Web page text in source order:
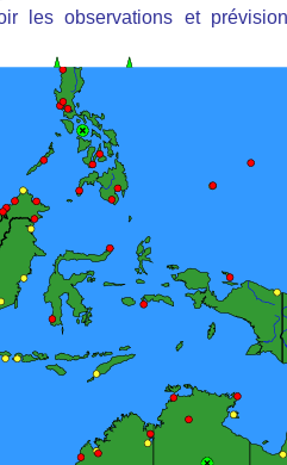
les observations et